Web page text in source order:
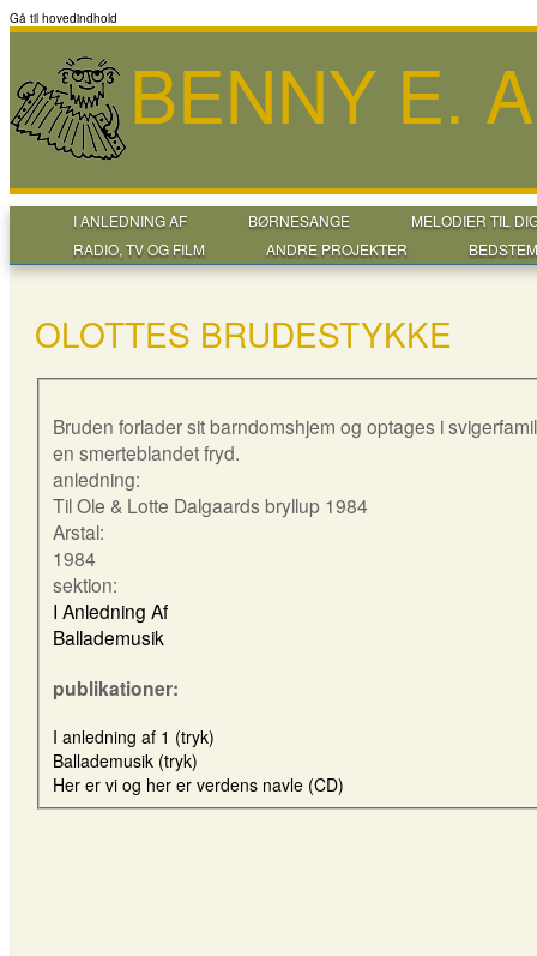
Gå til hovedindhold
BENNY E.
I ANLEDNING AF BØRNESANGE
MELODIER TIL
RADIO, TV OG FILM
ANDRE PROJEKTER
OLOTTES BRUDESTYKKE
Bruden forlader sit barndomshjem og optages i
en smerteblandet fryd.
anledning:
Til Ole & Lotte Dalgaards bryllup 1984
Arstal:
1984
sektion:
I Anledning Af
Ballademusik
publikationer:
I anledning af 1 (tryk)
Ballademusik (tryk)
Her er vi og her er verdens navle (CD)